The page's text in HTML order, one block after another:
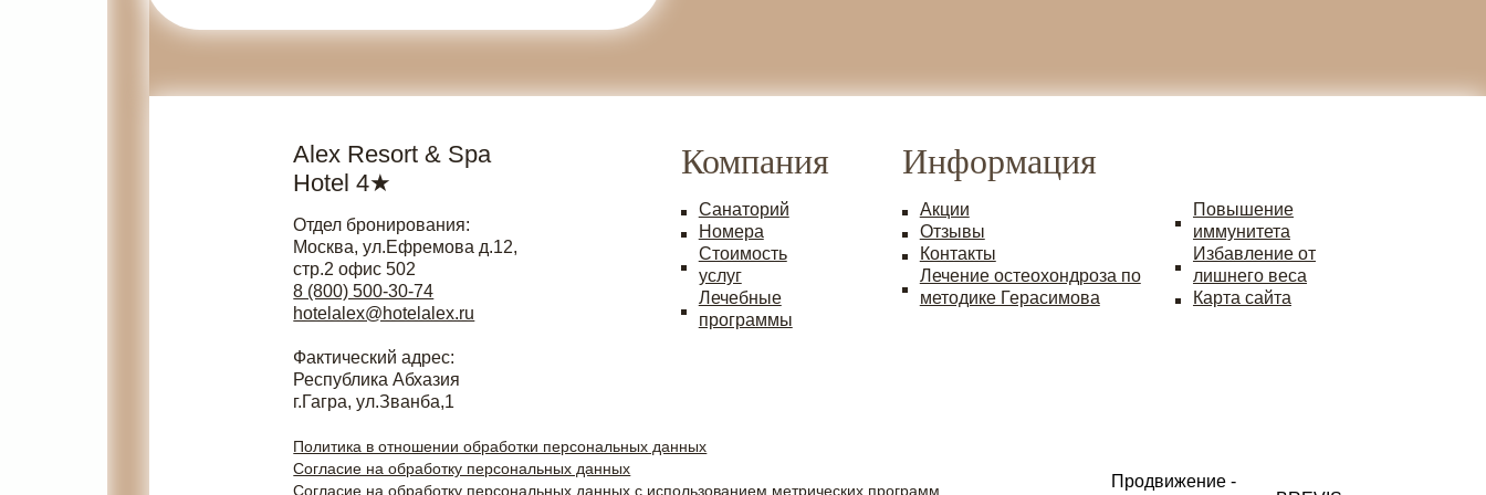
Alex Resort & Spa
Hotel 4★
Отдел бронирования:
Москва, ул.Ефремова д.12,
стр.2 офис 502
8 (800) 500-30-74
hotelalex@hotelalex.ru
Фактический адрес:
Республика Абхазия
г.Гагра, ул.Званба,1
Компания
Санаторий
Номера
Стоимость
услуг
Лечебные
программы
Информация
Акции
Отзывы
Контакты
Лечение остеохондроза по
методике Герасимова
Повышение
иммунитета
Избавление от
лишнего веса
Карта сайта
Политика в отношении обработки персональных данных
Согласие на обработку персональных данных
Согласие на обработку персональных данных с использованием метрических программ
Продвижение -